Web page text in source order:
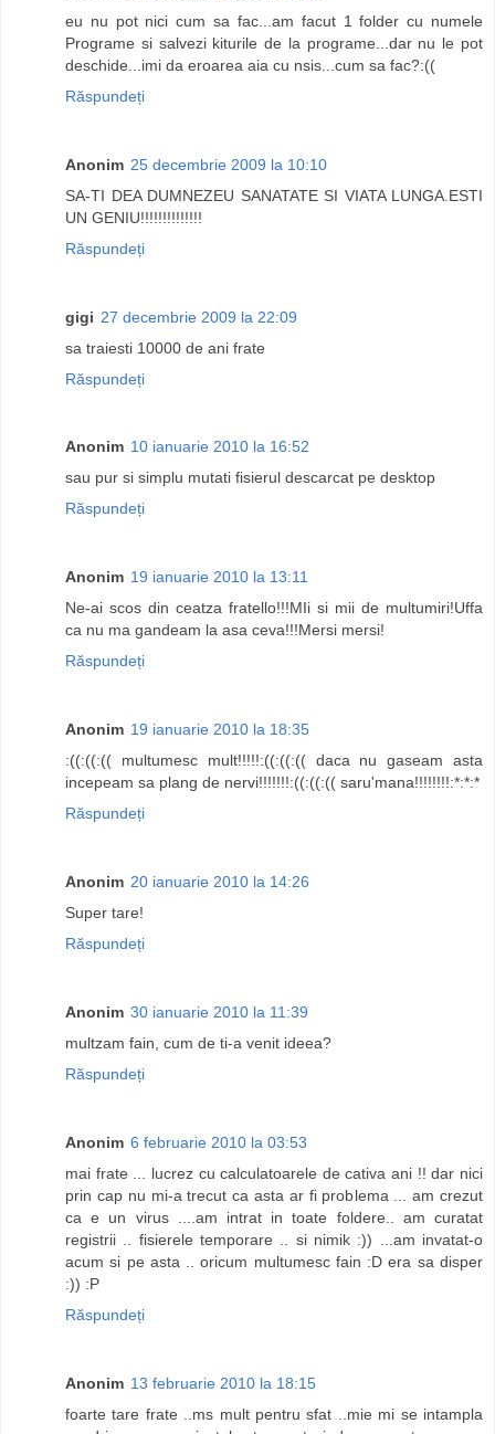
eu nu pot nici cum sa fac...am facut 1 folder cu numele
Programe si salvezi kiturile de la programe...dar nu le pot
deschide...imi da eroarea aia cu nsis...cum sa fac?:((
Răspundeți
Anonim 25 decembrie 2009 la 10:10
SA-TI DEA DUMNEZEU SANATATE SI VIATA LUNGA.ESTI
UN GENIU!!!!!!!!!!!!!!
Răspundeți
gigi 27 decembrie 2009 la 22:09
sa traiesti 10000 de ani frate
Răspundeți
Anonim 10 ianuarie 2010 la 16:52
sau pur si simplu mutati fisierul descarcat pe desktop
Răspundeți
Anonim 19 ianuarie 2010 la 13:11
Ne-ai scos din ceatza fratello!!!MIi si mii de multumiri!Uffa
ca nu ma gandeam la asa ceva!!!Mersi mersi!
Răspundeți
Anonim 19 ianuarie 2010 la 18:35
:((:((:(( multumesc mult!!!!!:((:((:(( daca nu gaseam asta
incepeam sa plang de nervi!!!!!!!:((:((:(( saru'mana!!!!!!!!:*:*:*
Răspundeți
Anonim 20 ianuarie 2010 la 14:26
Super tare!
Răspundeți
Anonim 30 ianuarie 2010 la 11:39
multzam fain, cum de ti-a venit ideea?
Răspundeți
Anonim 6 februarie 2010 la 03:53
mai frate ... lucrez cu calculatoarele de cativa ani !! dar nici
prin cap nu mi-a trecut ca asta ar fi problema ... am crezut
ca e un virus ....am intrat in toate foldere.. am curatat
registrii .. fisierele temporare .. si nimik :)) ...am invatat-o
acum si pe asta .. oricum multumesc fain :D era sa disper
:)) :P
Răspundeți
Anonim 13 februarie 2010 la 18:15
foarte tare frate ..ms mult pentru sfat ..mie mi se intampla